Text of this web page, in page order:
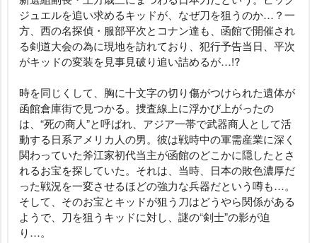
ジュエルを追い求めるキッドが、なぜ刀を狙うのか…？一
方、西の名探偵・服部平次とコナン達も、函館で開催され
る剣道大会の為に現地を訪れており、犯行予告当日、平次
がキッドの変装を見事見破り追い詰めるが…!?
時を同じくして、胸に十文字の切り傷がつけられた遺体が
函館倉庫街で見つかる。捜査線上に浮かび上がったの
は、“死の商人”と呼ばれ、アジア一帯で武器商人として活
動する日系アメリカ人の男。彼は戦時中の軍需産業に深く
関わっていた斧江家初代当主が函館のどこかに隠したとさ
れるお宝を探していた。それは、当時、日本の敗色濃厚だ
った戦況を一変させるほどの強力な兵器だという噂も…。
そして、そのお宝とキッドが狙う刀はどうやら関係がある
ようで、刀を狙うキッドに対し、謎の“剣士”の影が迫
り…。